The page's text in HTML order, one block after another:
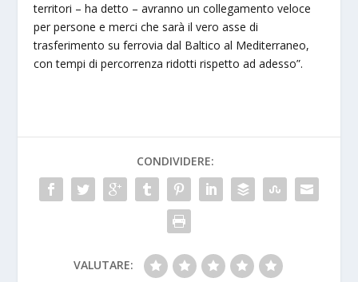
territori – ha detto – avranno un collegamento veloce
per persone e merci che sarà il vero asse di
trasferimento su ferrovia dal Baltico al Mediterraneo,
con tempi di percorrenza ridotti rispetto ad adesso”.
CONDIVIDERE:
VALUTARE: